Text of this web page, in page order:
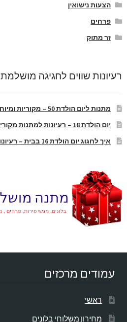
הצעות נישואין
פרחים
זר מתוק
רעיונות שווים לחגיגה מושלמת
מתנות ליום הולדת 50 – מקוריות ומיוחדות
יום הולדת 18 – רעיונות למתנות מקוריות ושוות במיוחד
איך לחגוג יום הולדת 16 בבית – רעיונות מגניבים לבנים ולבנות
עמודים מרכזים
ראשי
מחירון משלוחי בלונים